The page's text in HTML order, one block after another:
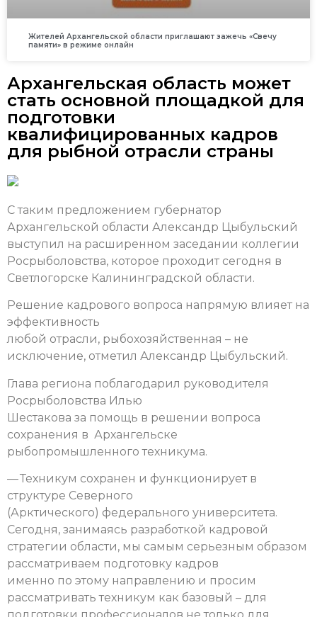
Жителей Архангельской области приглашают зажечь «Свечу
памяти» в режиме онлайн
Архангельская область может
стать основной площадкой для
подготовки
квалифицированных кадров
для рыбной отрасли страны
С таким предложением губернатор
Архангельской области Александр Цыбульский
выступил на расширенном заседании коллегии
Росрыболовства, которое проходит сегодня в
Светлогорске Калининградской области.
Решение кадрового вопроса напрямую влияет на
эффективность
любой отрасли, рыбохозяйственная – не
исключение, отметил Александр Цыбульский.
Глава региона поблагодарил руководителя
Росрыболовства Илью
Шестакова за помощь в решении вопроса
сохранения в Архангельске
рыбопромышленного техникума.
— Техникум сохранен и функционирует в
структуре Северного
(Арктического) федерального университета.
Сегодня, занимаясь разработкой кадровой
стратегии области, мы самым серьезным образом
рассматриваем подготовку кадров
именно по этому направлению и просим
рассматривать техникум как базовый – для